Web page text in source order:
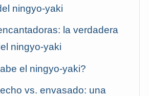
ningyo-yaki
la verdadera
ningyo-yaki
el ningyo-yaki?
vs. envasado: una